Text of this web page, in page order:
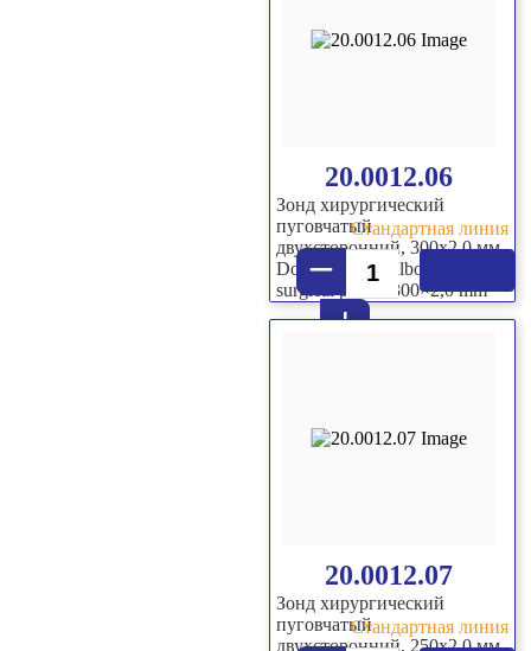
20.0012.06
Зонд хирургический
пуговчатый
двухсторонний, 300х2,0 мм
Double sided bulbous-end
surgical probe, 300×2,0 mm
–
+
Стандартная линия
20.0012.07
Зонд хирургический
пуговчатый
двухсторонний, 250х2,0 мм
Стандартная линия